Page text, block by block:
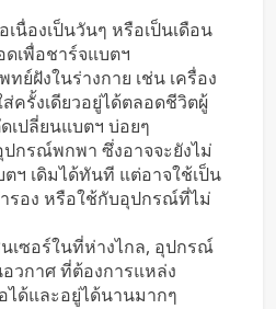
นื่องเป็นวันๆ หรือเป็นเดือน
เพื่อชาร์จแบตฯ
ย์ฝังในร่างกาย เช่น เครื่อง
ครั้งเดียวอยู่ได้ตลอดชีวิตผู้
เปลี่ยนแบตฯ บ่อยๆ
กรณ์พกพา ซึ่งอาจจะยังไม่
ฯ เดิมได้ทันที แต่อาจใช้เป็น
รอง หรือใช้กับอุปกรณ์ที่ไม่
เซอร์ในที่ห่างไกล, อุปกรณ์
วกาศ ที่ต้องการแหล่ง
ได้และอยู่ได้นานมากๆ